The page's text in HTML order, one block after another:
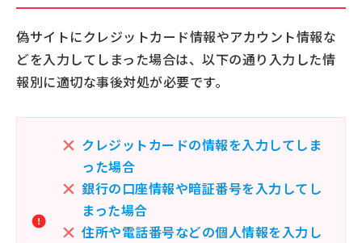
偽サイトにクレジットカード情報やアカウント情報な
どを入力してしまった場合は、以下の通り入力した情
報別に適切な事後対処が必要です。
クレジットカードの情報を入力してしま
った場合
銀行の口座情報や暗証番号を入力してし
まった場合
住所や電話番号などの個人情報を入力し